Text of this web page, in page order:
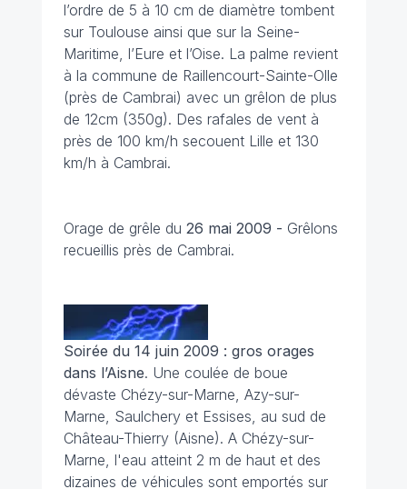
l’ordre de 5 à 10 cm de diamètre tombent
sur Toulouse ainsi que sur la Seine-
Maritime, l’Eure et l’Oise. La palme revient
à la commune de Raillencourt-Sainte-Olle
(près de Cambrai) avec un grêlon de plus
de 12cm (350g). Des rafales de vent à
près de 100 km/h secouent Lille et 130
km/h à Cambrai.
Orage de grêle du 26 mai 2009 - Grêlons
recueillis près de Cambrai.
Soirée du 14 juin 2009 : gros orages
dans l’Aisne. Une coulée de boue
dévaste Chézy-sur-Marne, Azy-sur-
Marne, Saulchery et Essises, au sud de
Château-Thierry (Aisne). A Chézy-sur-
Marne, l'eau atteint 2 m de haut et des
dizaines de véhicules sont emportés sur